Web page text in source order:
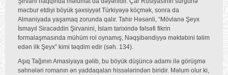
məcbur etdiyi böyük şəxsiyyət Türkiyəyə köçmək, sonra da
Almaniyada yaşamaq zorunda qalır. Tahir Həsənli, “Mövlanə Şeyx
İsmayıl Siracəddin Şirvanini, İslam tarixində fəlsəfi fikrin
formalaşmasında mühüm rol oynamış, Nəqşibəndiyyə məktəbini təlim
edən ilk Şeyx” kimi təqdim edir (səh. 134).
Aşıq Tağının Amasiyaya gəlib, bu böyük düşüncə adamı ilə görüşmə
səhnələri romanın ən yaddaqalan hissələrindən biridir. Məlum olur ki,